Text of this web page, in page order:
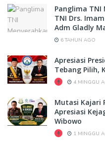
Panglima TNI
TNI Drs.
Adm Gladly
6 TAHUN AGO
Apresiasi
Tebang Pilih,
4 MINGGU
Mutasi Kajari
Apresiasi
Wibowo
1 MINGGU